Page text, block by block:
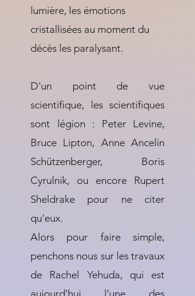
lumière, les émotions
cristallisées au moment du
décès les paralysant.
D'un point de vue
scientifique, les scientifiques
sont légion : Peter Levine,
Bruce Lipton, Anne Ancelin
Schützenberger, Boris
Cyrulnik, ou encore Rupert
Sheldrake pour ne citer
qu'eux.
Alors pour faire simple,
penchons nous sur les travaux
de Rachel Yehuda, qui est
aujourd’hui l’une des